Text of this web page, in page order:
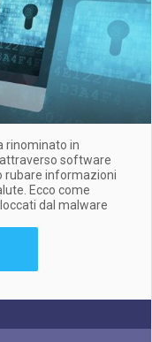
rinominato in
software
rubare informazioni
Ecco come
dal malware